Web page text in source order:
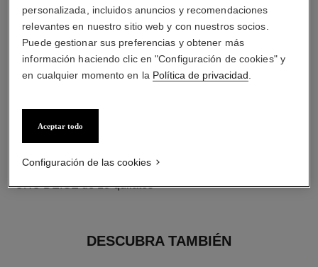
material
ORO BEIGE de 18 quilates
DESCUBRA TAMBIÉN
personalizada, incluidos anuncios y recomendaciones
relevantes en nuestro sitio web y con nuestros socios.
Puede gestionar sus preferencias y obtener más
información haciendo clic en "Configuración de cookies" y
en cualquier momento en la Política de privacidad
Aceptar todo
Configuración de las cookies